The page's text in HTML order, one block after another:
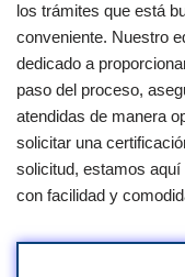
los trámites que está
conveniente. Nuestro
dedicado a
paso del proceso,
atendidas de manera
solicitar una
solicitud, estamos
con facilidad y